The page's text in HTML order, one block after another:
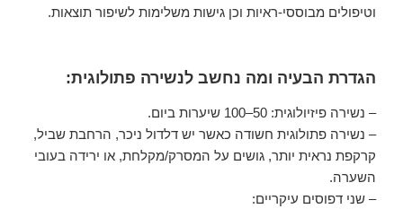
וטיפולים מבוססי-ראיות וכן גישות משלימות לשיפור תוצאות.
הגדרת הבעיה ומה נחשב לנשירה פתולוגית:
– נשירה פיזיולוגית: 50–100 שיערות ביום.
– נשירה פתולוגית חשודה כאשר יש דלדול ניכר, הרחבת שביל,
קרקפת נראית יותר, גושים על המסרק/מקלחת, או ירידה בעובי
השערה.
– שני דפוסים עיקריים: